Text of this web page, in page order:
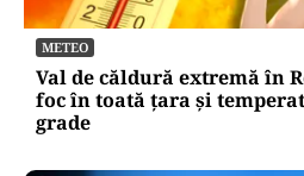
METEO
Val de căldură extremă în
foc în toată țara și
grade